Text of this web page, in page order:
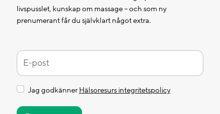
livspusslet, kunskap om massage – och som ny
prenumerant får du självklart något extra.
Jag godkänner Hälsoresurs integritetspolicy